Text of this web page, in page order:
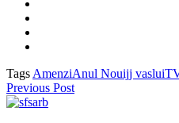
Tags AmenziAnul Nouijj vaslui
Previous Post